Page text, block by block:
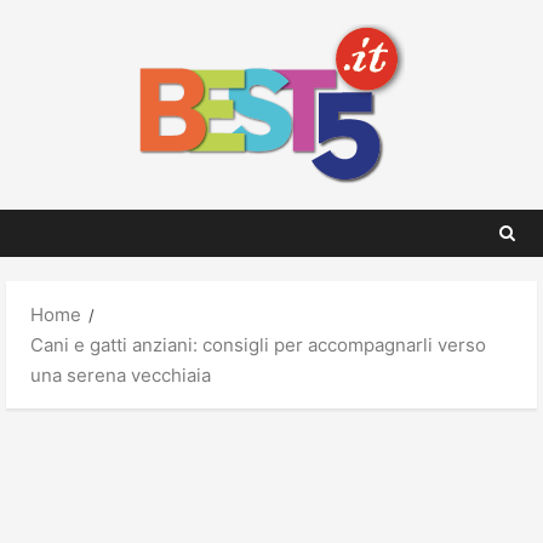
Home
Cani e gatti anziani: consigli per accompagnarli verso
una serena vecchiaia